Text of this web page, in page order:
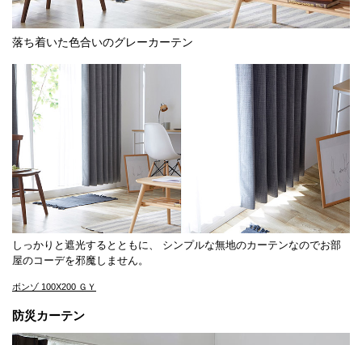
落ち着いた色合いのグレーカーテン
しっかりと遮光するとともに、 シンプルな無地のカーテンなのでお部
屋のコーデを邪魔しません。
ボンゾ 100X200 ＧＹ
防災カーテン